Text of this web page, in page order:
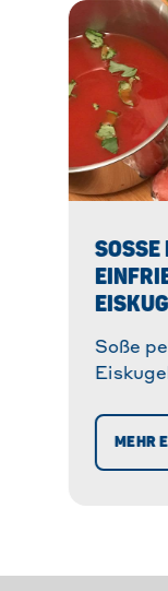
SOSSE
Soße
MEHR